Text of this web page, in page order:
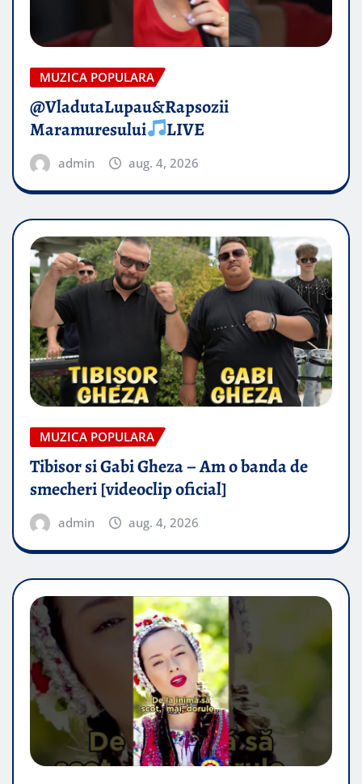
MUZICA POPULARA
@VladutaLupau&Rapsozii
Maramuresului
LIVE
admin aug. 4, 2026
MUZICA POPULARA
Tibisor si Gabi Gheza – Am o banda de
smecheri [videoclip oficial]
admin aug. 4, 2026